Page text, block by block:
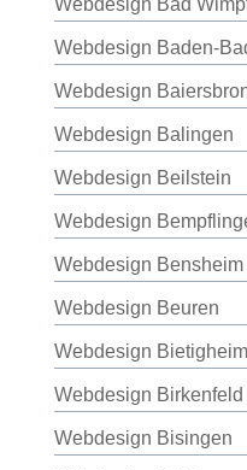
Webdesign Bad
Webdesign Baden-
Webdesign
Webdesign Balingen
Webdesign Beilstein
Webdesign
Webdesign Bensheim
Webdesign Beuren
Webdesign
Webdesign Birkenfeld
Webdesign Bisingen